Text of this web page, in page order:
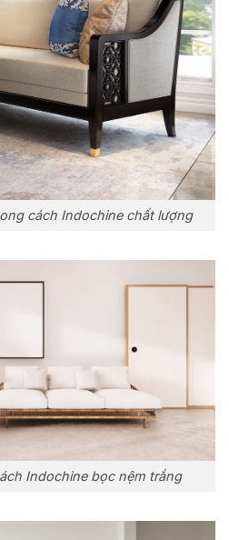
cách Indochine chất lượng
Indochine bọc nệm trắng